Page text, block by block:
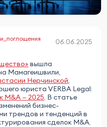
06.06.2025
вышла
Мамагеишвили,
Нерчинской,
юриста VERBA Legal:
M&A — 2025. В статье
бизнес-
трендов и тенденций в
сделок M&A.